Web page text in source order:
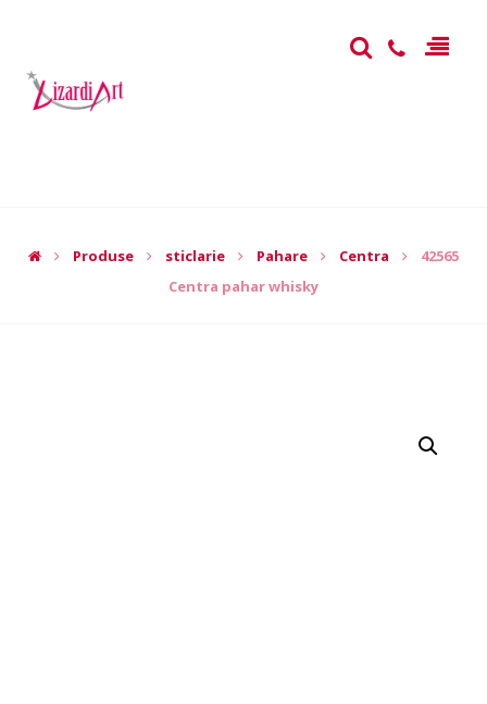
Produse sticlarie Pahare Centra
42565
Centra pahar whisky